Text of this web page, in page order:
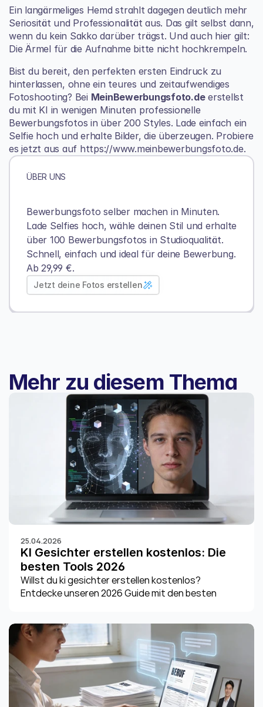
Ein langärmeliges Hemd strahlt dagegen deutlich mehr
Seriosität und Professionalität aus. Das gilt selbst dann,
wenn du kein Sakko darüber trägst. Und auch hier gilt:
Die Ärmel für die Aufnahme bitte nicht hochkrempeln.
Bist du bereit, den perfekten ersten Eindruck zu
hinterlassen, ohne ein teures und zeitaufwendiges
Fotoshooting? Bei MeinBewerbungsfoto.de erstellst
du mit KI in wenigen Minuten professionelle
Bewerbungsfotos in über 200 Styles. Lade einfach ein
Selfie hoch und erhalte Bilder, die überzeugen. Probiere
es jetzt aus auf https://www.meinbewerbungsfoto.de.
ÜBER UNS
Bewerbungsfoto selber machen in Minuten.
Lade Selfies hoch, wähle deinen Stil und erhalte
über 100 Bewerbungsfotos in Studioqualität.
Schnell, einfach und ideal für deine Bewerbung.
Ab 29,99 €.
Jetzt deine Fotos erstellen
Mehr zu diesem Thema
25.04.2026
KI Gesichter erstellen kostenlos: Die
besten Tools 2026
Willst du ki gesichter erstellen kostenlos?
Entdecke unseren 2026 Guide mit den besten